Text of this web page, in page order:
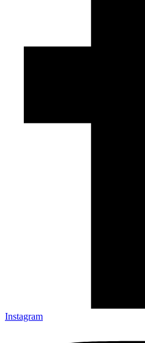
Instagram